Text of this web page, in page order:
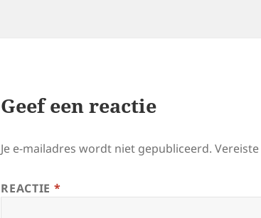
Geef een reactie
Je e-mailadres wordt niet gepubliceerd.
REACTIE *